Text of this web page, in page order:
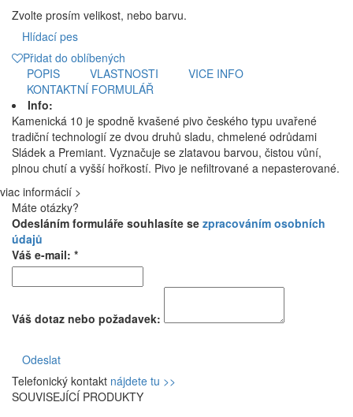
Zvolte prosím velikost, nebo barvu.
Hlídací pes
Přidat do oblíbených
POPIS
VLASTNOSTI
VICE INFO
KONTAKTNÍ FORMULÁŘ
Info:
Kamenická 10 je spodně kvašené pivo českého typu uvařené
tradiční technologií ze dvou druhů sladu, chmelené odrůdami
Sládek a Premiant. Vyznačuje se zlatavou barvou, čistou vůní,
plnou chutí a vyšší hořkostí. Pivo je nefiltrované a nepasterované.
viac informácií >
Máte otázky?
Odesláním formuláře souhlasíte se zpracováním osobních
údajů
Váš e-mail: *
Váš dotaz nebo požadavek:
Odeslat
Telefonický kontakt nájdete tu >>
SOUVISEJÍCÍ PRODUKTY